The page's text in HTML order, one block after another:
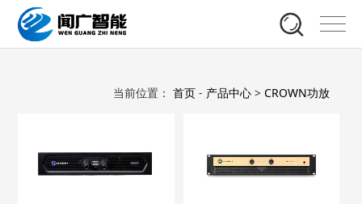
当前位置： 首页- 产品中心> CROWN功放